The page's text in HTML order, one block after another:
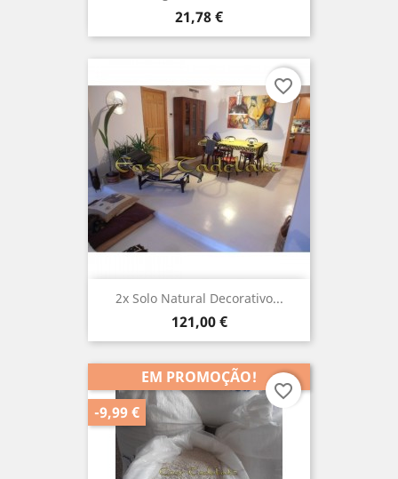
Preço
21,78 €
2x Solo Natural Decorativo...
Preço
121,00 €
favorite_border
EM PROMOÇÃO!
-9,99 €
favorite_border